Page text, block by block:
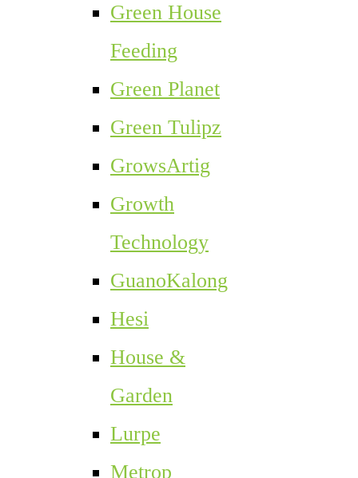
Green House
Feeding
Green Planet
Green Tulipz
GrowsArtig
Growth
Technology
GuanoKalong
Hesi
House &
Garden
Lurpe
Metrop